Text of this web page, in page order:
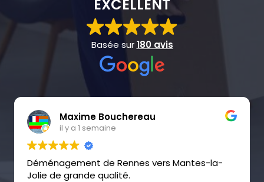
EXCELLENT
Basée sur180 avis
Virginie ANCHISI
il y a 1 semaine
Déménageurs sympathiques et méticuleux, je
recommande !